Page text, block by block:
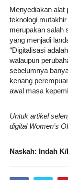
Menyediakan alat
teknologi
merupakan salah
yang menjadi
“Digitalisasi
walaupun
sebelumnya
kenang
awal masa
Untuk artikel
digital Women’s
Naskah: Indah